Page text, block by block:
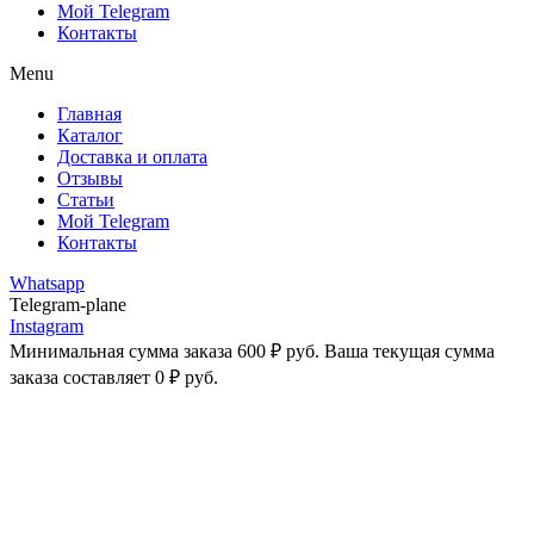
Мой Telegram
Контакты
Menu
Главная
Каталог
Доставка и оплата
Отзывы
Статьи
Мой Telegram
Контакты
Whatsapp
Telegram-plane
Instagram
Минимальная сумма заказа 600 ₽ руб. Ваша текущая сумма
заказа составляет 0 ₽ руб.